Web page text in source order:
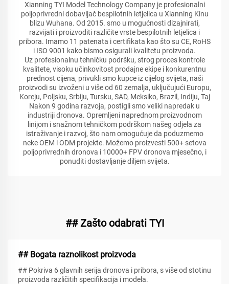
Xianning TYI Model Technology Company je profesionalni
poljoprivredni dobavljač bespilotnih letjelica u Xianning Kinu
blizu Wuhana. Od 2015. smo u mogućnosti dizajnirati,
razvijati i proizvoditi različite vrste bespilotnih letjelica i
pribora. Imamo 11 patenata i certifikata kao što su CE, RoHS
i ISO 9001 kako bismo osigurali kvalitetu proizvoda.
Uz profesionalnu tehničku podršku, strog proces kontrole
kvalitete, visoku učinkovitost prodajne ekipe i konkurentnu
prednost cijena, privukli smo kupce iz cijelog svijeta, naši
proizvodi su izvoženi u više od 60 zemalja, uključujući Europu,
Koreju, Poljsku, Srbiju, Tursku, SAD, Meksiko, Brazil, Indiju, Taj
Nakon 9 godina razvoja, postigli smo veliki napredak u
industriji dronova. Opremljeni naprednom proizvodnom
linijom i snažnom tehničkom podrškom našeg odjela za
istraživanje i razvoj, što nam omogućuje da poduzmemo
neke OEM i ODM projekte. Možemo proizvesti 500+ setova
poljoprivrednih dronova i 10000+ FPV dronova mjesečno, i
ponuditi dostavljanje diljem svijeta.
## Zašto odabrati TYI
## Bogata raznolikost proizvoda
## Pokriva 6 glavnih serija dronova i pribora, s više od stotinu
proizvoda različitih specifikacija i modela.